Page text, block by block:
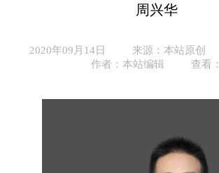
周兴华
2020年09月14日 来源：本站原创
作者：本站编辑
查看：